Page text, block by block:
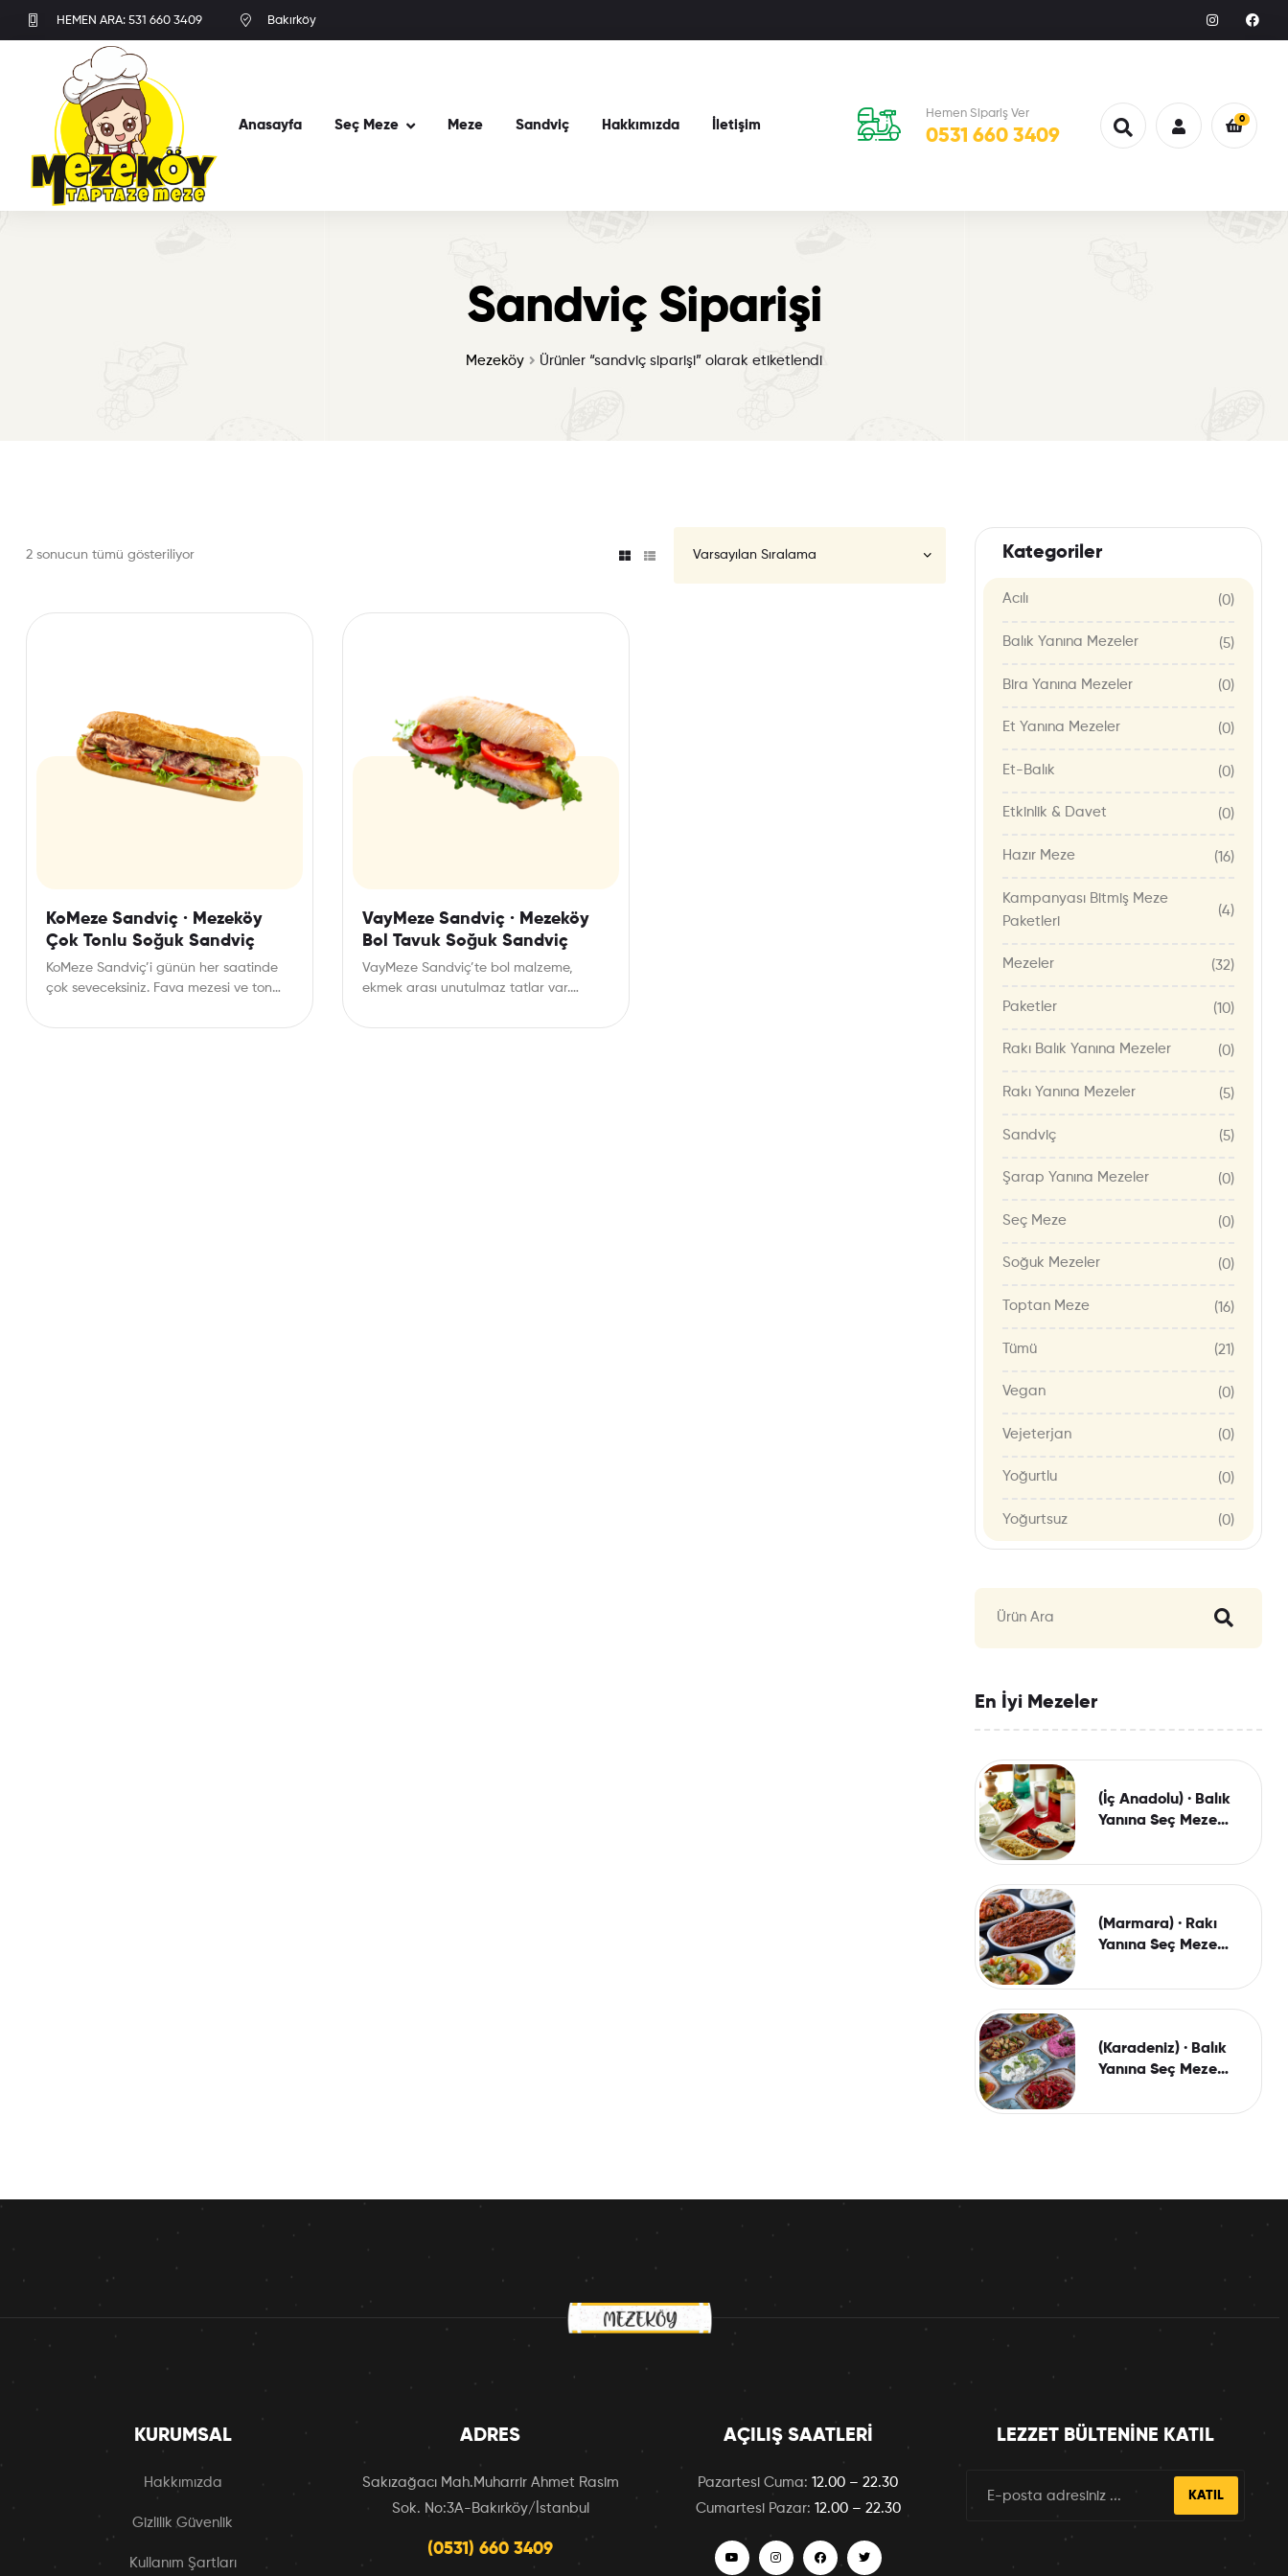
HEMEN ARA: 531 660 3409 Bakırköy
Anasayfa Seç Meze Meze Sandviç Hakkımızda İletişim
Hemen Sipariş Ver
0531 660 3409
0
Sandviç Siparişi
Mezeköy Ürünler “sandviç siparişi” olarak etiketlendi
2 sonucun tümü gösteriliyor
KoMeze Sandviç · Mezeköy
Çok Tonlu Soğuk Sandviç
KoMeze Sandviç’i günün her saatinde
çok seveceksiniz. Fava mezesi ve ton
VayMeze Sandviç · Mezeköy
Bol Tavuk Soğuk Sandviç
VayMeze Sandviç’te bol malzeme,
ekmek arası unutulmaz tatlar var.
Mezenin…
Kategoriler
Acılı (0)
Balık Yanına Mezeler (5)
Bira Yanına Mezeler (0)
Et Yanına Mezeler (0)
Et-Balık (0)
Etkinlik & Davet (0)
Hazır Meze (16)
Kampanyası Bitmiş Meze
Paketleri
(4)
Mezeler (32)
Paketler (10)
Rakı Balık Yanına Mezeler (0)
Rakı Yanına Mezeler (5)
Sandviç (5)
Şarap Yanına Mezeler (0)
Seç Meze (0)
Soğuk Mezeler (0)
Toptan Meze (16)
Tümü (21)
Vegan (0)
Vejeterjan (0)
Yoğurtlu (0)
Yoğurtsuz (0)
En İyi Mezeler
(İç Anadolu) · Balık
Yanına Seç Meze
(Marmara) · Rakı
Yanına Seç Meze
(Karadeniz) · Balık
Yanına Seç Meze
KURUMSAL
Hakkımızda
Gizlilik Güvenlik
Kullanım Şartları
ADRES
Sakızağacı Mah.Muharrir Ahmet Rasim
Sok. No:3A-Bakırköy/İstanbul
(0531) 660 3409
AÇILIŞ SAATLERI
Pazartesi Cuma: 12.00 – 22.30
Cumartesi Pazar: 12.00 – 22.30
LEZZET BÜLTENINE KATIL
KATIL